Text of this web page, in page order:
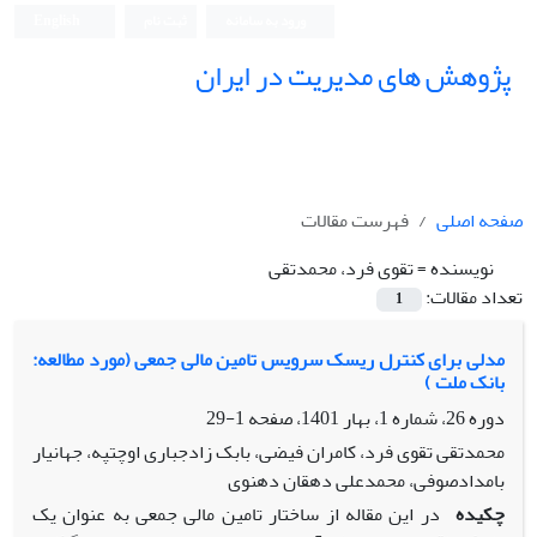
پژوهش های مدیریت در ایران
صفحه اصلی
فهرست مقالات
نویسنده =تقوی فرد، محمدتقی
تعداد مقالات:
1
مدلی برای کنترل ریسک سرویس تامین مالی جمعی (مورد مطالعه:
بانک ملت )
دوره 26، شماره 1، بهار 1401، صفحه
1-29
محمدتقی تقوی فرد، کامران فیضی، بابک زادجباری اوچتپه، جهانیار
بامدادصوفی، محمدعلی دهقان دهنوی
چکیده در این مقاله از ساختار تامین مالی جمعی به عنوان یک